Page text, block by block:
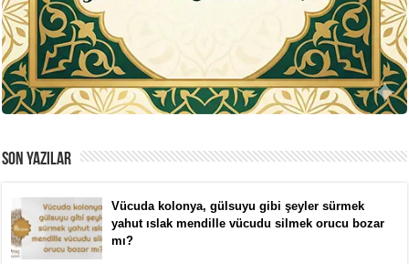
SON YAZILAR
Vücuda kolonya, gülsuyu gibi şeyler sürmek
yahut ıslak mendille vücudu silmek orucu bozar
mı?